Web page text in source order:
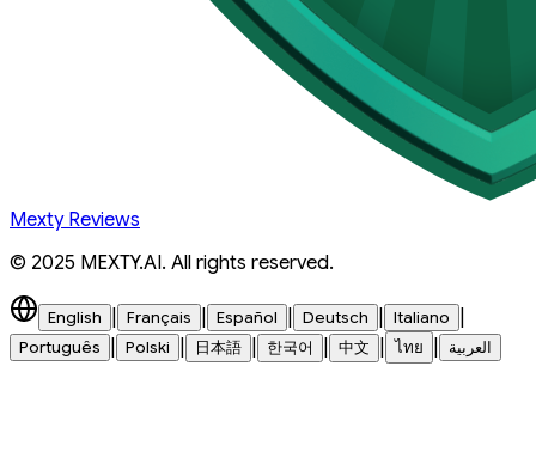
Mexty Reviews
© 2025 MEXTY.AI. All rights reserved.
English Français Español Deutsch Italiano
Português Polski 日本語 한국어 中文 ไทย العربية